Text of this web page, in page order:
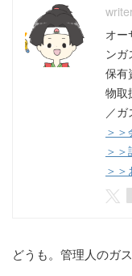
オー
ンガ
保有
物取
／
＞
＞
＞
どうも。管理人のガ